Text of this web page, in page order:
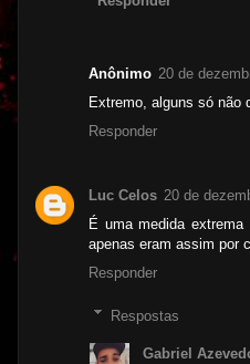
Anônimo 20 de
Extremo, alguns só não
Responder
Luc Celos 20 de
É uma medida
apenas eram assim por
Responder
Respostas
Gabriel